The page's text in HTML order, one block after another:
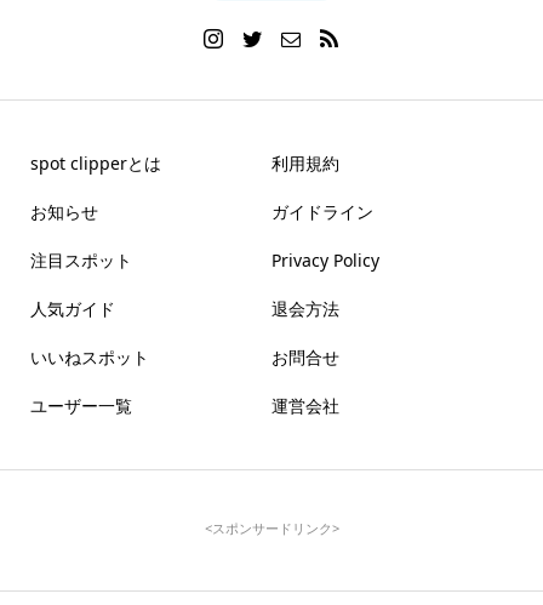
spot clipperとは
お知らせ
注目スポット
人気ガイド
いいねスポット
ユーザー一覧
利用規約
ガイドライン
Privacy Policy
退会方法
お問合せ
運営会社
<スポンサードリンク>